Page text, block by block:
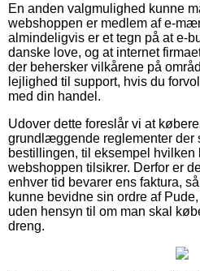
En anden valgmulighed kunne
webshoppen er medlem af e-
almindeligvis er et tegn på at e-
danske love, og at internet
der behersker vilkårene på
lejlighed til support, hvis du
med din handel.
Udover dette foreslår vi at
grundlæggende reglementer der
bestillingen, til eksempel hvilken
webshoppen tilsikrer. Derfor er
enhver tid bevarer ens faktura,
kunne bevidne sin ordre af
uden hensyn til om man skal
dreng.